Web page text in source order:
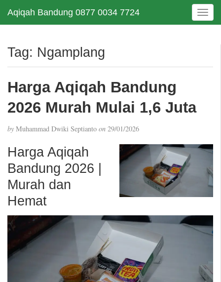
Aqiqah Bandung 0877 0034 7724
T
o
e
t
Tag: Ngamplang
Harga Aqiqah Bandung
2026 Murah Mulai 1,6 Juta
by Muhammad Dwiki Septianto on 29/01/2026
Harga Aqiqah
Bandung 2026 |
Murah dan
Hemat